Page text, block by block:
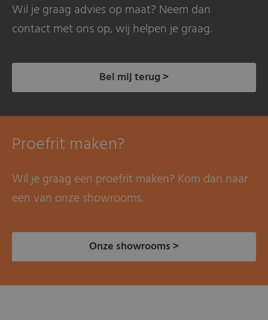
Wil je graag advies op maat? Neem dan
contact met ons op, wij helpen je graag.
Bel mij terug >
Proefrit maken?
Wil je graag een proefrit maken? Kom dan naar
een van onze showrooms.
Onze showrooms >